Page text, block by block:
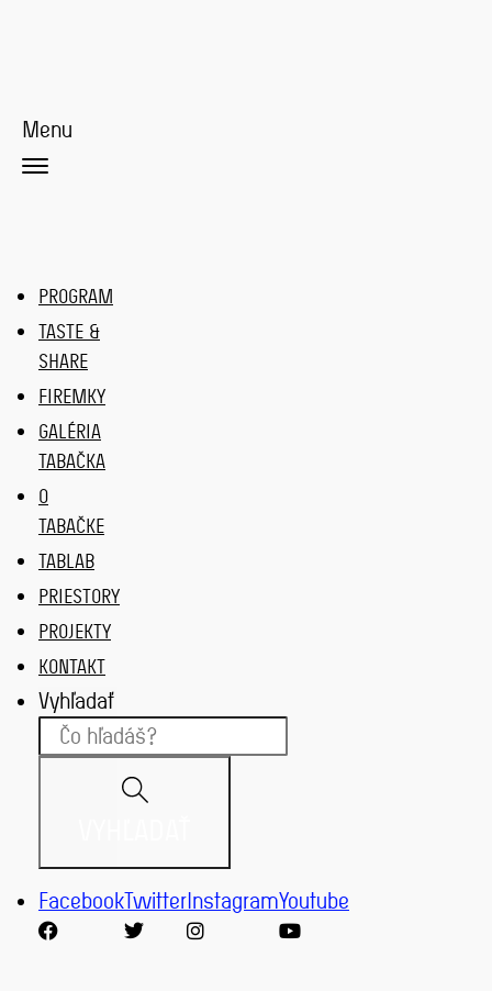
Menu
PROGRAM
TASTE &
SHARE
FIREMKY
GALÉRIA
TABAČKA
O
TABAČKE
TABLAB
PRIESTORY
PROJEKTY
KONTAKT
Vyhľadať
FacebookTwitterInstagramYoutube